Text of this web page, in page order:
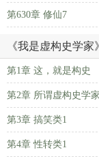
第630章 修仙7
《我是虚构史学家
第1章 这，就是构史
第2章 所谓虚构史学家
第3章 搞笑类1
第4章 性转类1